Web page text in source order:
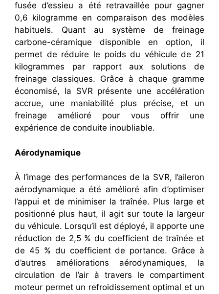
fusée d’essieu a été retravaillée pour gagner
0,6 kilogramme en comparaison des modèles
habituels. Quant au système de freinage
carbone-céramique disponible en option, il
permet de réduire le poids du véhicule de 21
kilogrammes par rapport aux solutions de
freinage classiques. Grâce à chaque gramme
économisé, la SVR présente une accélération
accrue, une maniabilité plus précise, et un
freinage amélioré pour vous offrir une
expérience de conduite inoubliable.
Aérodynamique
À l’image des performances de la SVR, l’aileron
aérodynamique a été amélioré afin d’optimiser
l’appui et de minimiser la traînée. Plus large et
positionné plus haut, il agit sur toute la largeur
du véhicule. Lorsqu’il est déployé, il apporte une
réduction de 2,5 % du coefficient de traînée et
de 45 % du coefficient de portance. Grâce à
d’autres améliorations aérodynamiques, la
circulation de l’air à travers le compartiment
moteur permet un refroidissement optimal et un